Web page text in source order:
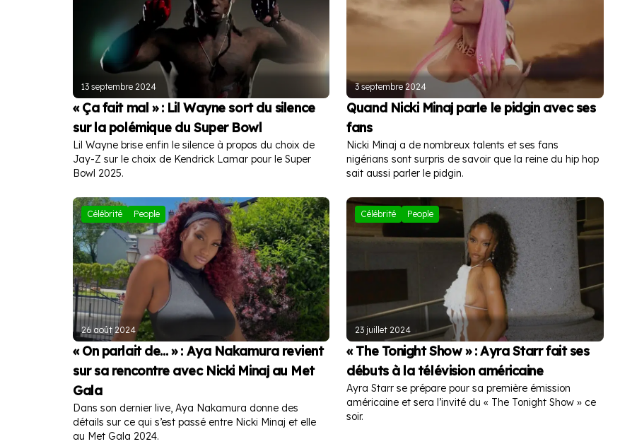
13 septembre 2024
« Ça fait mal » : Lil Wayne sort du silence
sur la polémique du Super Bowl
Lil Wayne brise enfin le silence à propos du choix de
Jay-Z sur le choix de Kendrick Lamar pour le Super
Bowl 2025.
3 septembre 2024
Quand Nicki Minaj parle le pidgin avec ses
fans
Nicki Minaj a de nombreux talents et ses fans
nigérians sont surpris de savoir que la reine du hip hop
sait aussi parler le pidgin.
Célébrité People
26 août 2024
« On parlait de… » : Aya Nakamura revient
sur sa rencontre avec Nicki Minaj au Met
Gala
Dans son dernier live, Aya Nakamura donne des
détails sur ce qui s’est passé entre Nicki Minaj et elle
au Met Gala 2024.
Célébrité People
23 juillet 2024
« The Tonight Show » : Ayra Starr fait ses
débuts à la télévision américaine
Ayra Starr se prépare pour sa première émission
américaine et sera l’invité du « The Tonight Show » ce
soir.